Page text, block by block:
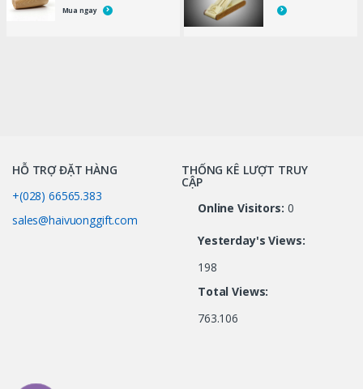
Mua ngay
HỖ TRỢ ĐẶT HÀNG
+(028) 66565.383
sales@haivuonggift.com
THỐNG KÊ LƯỢT TRUY
CẬP
Online Visitors: 0
Yesterday's Views:
198
Total Views:
763.106